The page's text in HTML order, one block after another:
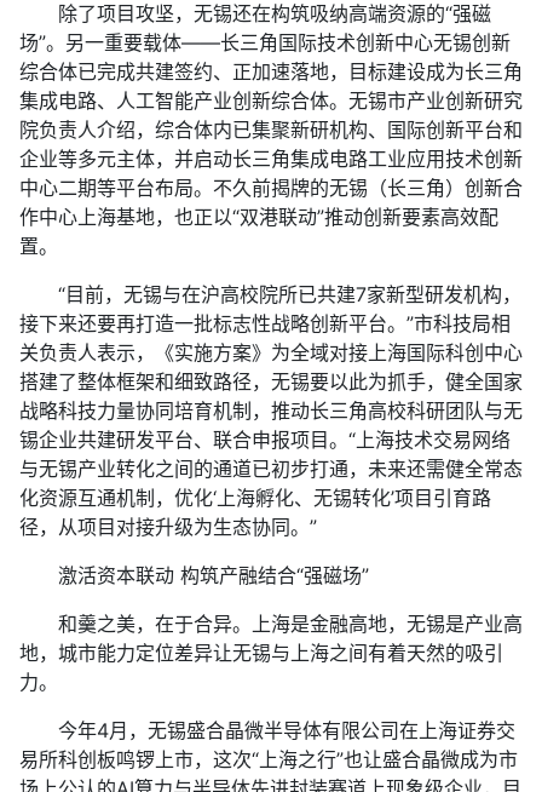
除了项目攻坚，无锡还在构筑吸纳高端资源的“强磁
场”。另一重要载体——长三角国际技术创新中心无锡创新
综合体已完成共建签约、正加速落地，目标建设成为长三角
集成电路、人工智能产业创新综合体。无锡市产业创新研究
院负责人介绍，综合体内已集聚新研机构、国际创新平台和
企业等多元主体，并启动长三角集成电路工业应用技术创新
中心二期等平台布局。不久前揭牌的无锡（长三角）创新合
作中心上海基地，也正以“双港联动”推动创新要素高效配
置。
“目前，无锡与在沪高校院所已共建7家新型研发机构，
接下来还要再打造一批标志性战略创新平台。”市科技局相
关负责人表示，《实施方案》为全域对接上海国际科创中心
搭建了整体框架和细致路径，无锡要以此为抓手，健全国家
战略科技力量协同培育机制，推动长三角高校科研团队与无
锡企业共建研发平台、联合申报项目。“上海技术交易网络
与无锡产业转化之间的通道已初步打通，未来还需健全常态
化资源互通机制，优化‘上海孵化、无锡转化’项目引育路
径，从项目对接升级为生态协同。”
激活资本联动 构筑产融结合“强磁场”
和羹之美，在于合异。上海是金融高地，无锡是产业高
地，城市能力定位差异让无锡与上海之间有着天然的吸引
力。
今年4月，无锡盛合晶微半导体有限公司在上海证券交
易所科创板鸣锣上市，这次“上海之行”也让盛合晶微成为市